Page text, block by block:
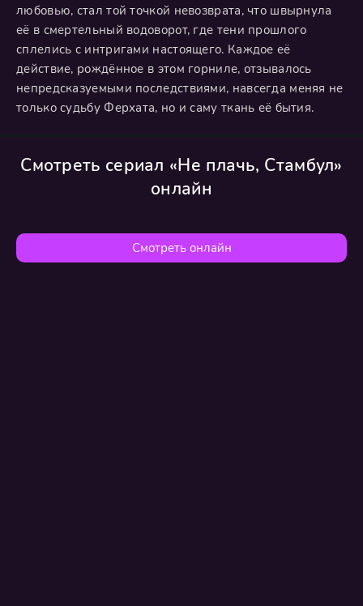
любовью, стал той точкой невозврата, что швырнула
её в смертельный водоворот, где тени прошлого
сплелись с интригами настоящего. Каждое её
действие, рождённое в этом горниле, отзывалось
непредсказуемыми последствиями, навсегда меняя не
только судьбу Ферхата, но и саму ткань её бытия.
Смотреть сериал «Не плачь, Стамбул»
онлайн
Смотреть онлайн